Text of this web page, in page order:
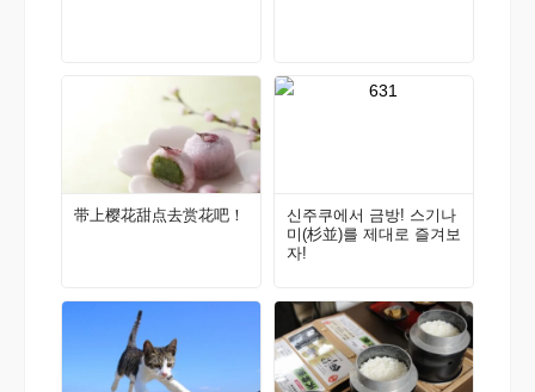
带上樱花甜点去赏花吧！
신주쿠에서 금방! 스기나
미(杉並)를 제대로 즐겨보
자!